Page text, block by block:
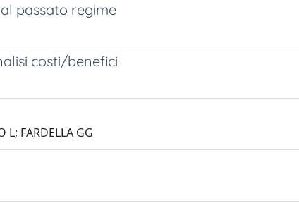
passato regime
costi/benefici
L; FARDELLA GG